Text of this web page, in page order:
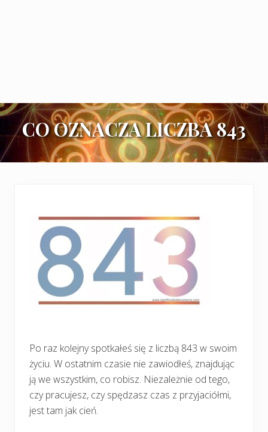
CO OZNACZA LICZBA 843
Po raz kolejny spotkałeś się z liczbą 843 w swoim
życiu. W ostatnim czasie nie zawiodłeś, znajdując
ją we wszystkim, co robisz. Niezależnie od tego,
czy pracujesz, czy spędzasz czas z przyjaciółmi,
jest tam jak cień.